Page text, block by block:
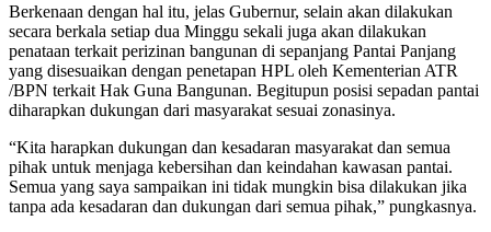
Berkenaan dengan hal itu, jelas Gubernur, selain akan dilakukan
secara berkala setiap dua Minggu sekali juga akan dilakukan
penataan terkait perizinan bangunan di sepanjang Pantai Panjang
yang disesuaikan dengan penetapan HPL oleh Kementerian ATR
/BPN terkait Hak Guna Bangunan. Begitupun posisi sepadan pantai
diharapkan dukungan dari masyarakat sesuai zonasinya.
“Kita harapkan dukungan dan kesadaran masyarakat dan semua
pihak untuk menjaga kebersihan dan keindahan kawasan pantai.
Semua yang saya sampaikan ini tidak mungkin bisa dilakukan jika
tanpa ada kesadaran dan dukungan dari semua pihak,” pungkasnya.